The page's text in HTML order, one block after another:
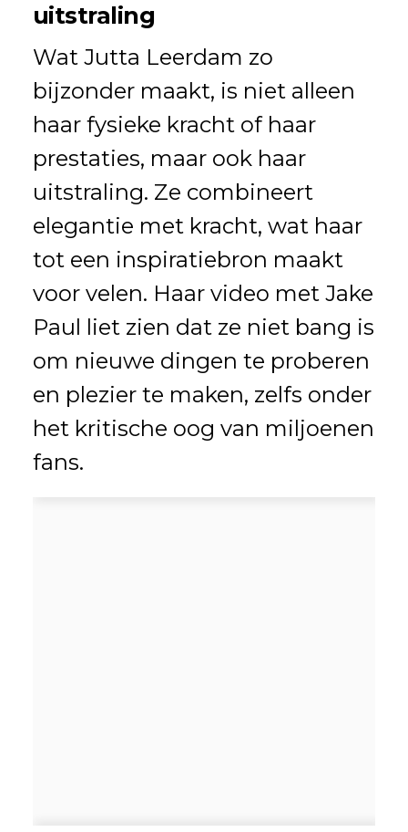
uitstraling
Wat Jutta Leerdam zo
bijzonder maakt, is niet alleen
haar fysieke kracht of haar
prestaties, maar ook haar
uitstraling. Ze combineert
elegantie met kracht, wat haar
tot een inspiratiebron maakt
voor velen. Haar video met Jake
Paul liet zien dat ze niet bang is
om nieuwe dingen te proberen
en plezier te maken, zelfs onder
het kritische oog van miljoenen
fans.